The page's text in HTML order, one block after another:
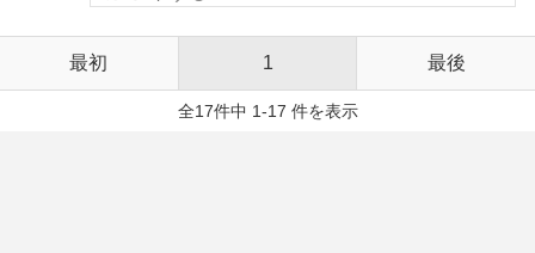
最初 1 最後
全17件中 1-17 件を表示